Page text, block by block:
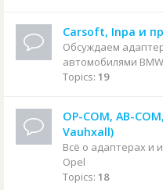
Carsoft, Inpa и
Обсуждаем
автомобилями
Topics: 19
OP-COM, AB-
Vauhxall)
Всё о адаптерах и
Opel
Topics: 18